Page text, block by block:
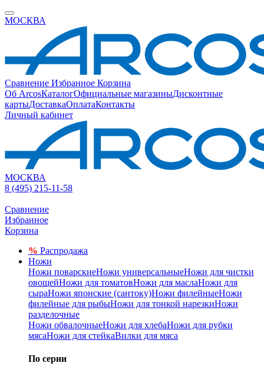
МОСКВА
Сравнение Избранное Корзина
Об ArcosКаталогОфициальные магазиныДисконтные
картыДоставкаОплатаКонтакты
Личный кабинет
МОСКВА
8 (495) 215-11-58
Сравнение
Избранное
Корзина
% Распродажа
Ножи
Ножи поварскиеНожи универсальныеНожи для чистки
овощейНожи для томатовНожи для маслаНожи для
сыраНожи японские (сантоку)Ножи филейныеНожи
филейные для рыбыНожи для тонкой нарезкиНожи
разделочные
Ножи обвалочныеНожи для хлебаНожи для рубки
мясаНожи для стейкаВилки для мяса
По серии